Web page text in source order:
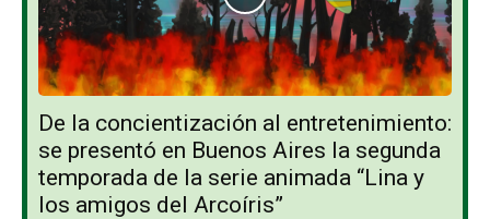
De la concientización al entretenimiento:
se presentó en Buenos Aires la segunda
temporada de la serie animada “Lina y
los amigos del Arcoíris”